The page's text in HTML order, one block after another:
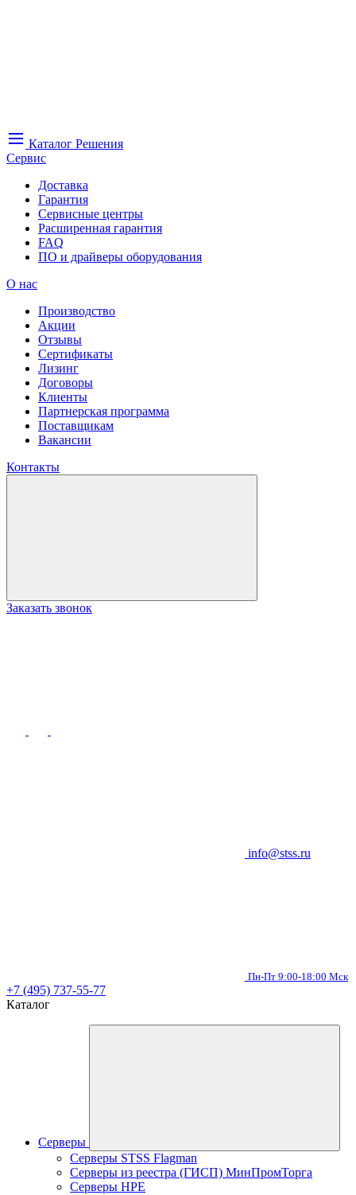
Каталог Решения
Сервис
Доставка
Гарантия
Сервисные центры
Расширенная гарантия
FAQ
ПО и драйверы оборудования
О нас
Производство
Акции
Отзывы
Сертификаты
Лизинг
Договоры
Клиенты
Партнерская программа
Поставщикам
Вакансии
Контакты
Заказать звонок
info@stss.ru
Пн-Пт 9:00-18:00 Мск
+7 (495) 737-55-77
Каталог
Серверы
Серверы STSS Flagman
Серверы из реестра (ГИСП) МинПромТорга
Серверы HPE